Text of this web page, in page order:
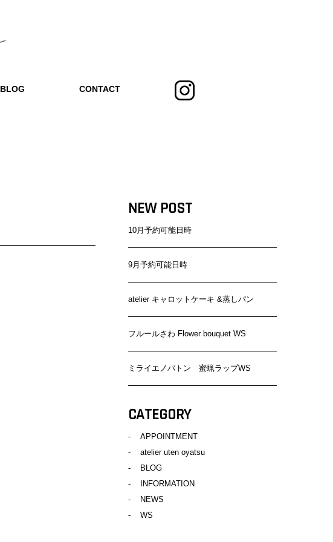
BLOG CONTACT
NEW POST
10月予約可能日時
9月予約可能日時
atelier キャロットケーキ &蒸しパン
フルールさわ Flower bouquet WS
ミライエノバトン 蜜蝋ラップWS
CATEGORY
APPOINTMENT
atelier uten oyatsu
BLOG
INFORMATION
NEWS
WS